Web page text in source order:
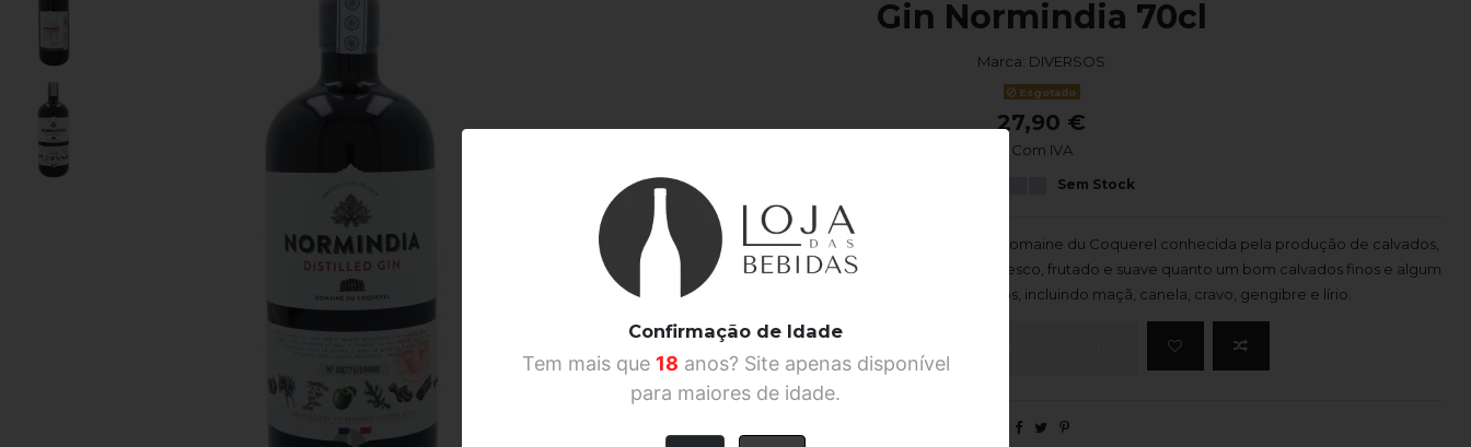
Gin Normindia 70cl
Marca: DIVERSOS
Esgotado
27,90 €
Com IVA
Sem Stock
O gin Normindia é feito pela 3ª geração da família Domaine du Coquerel conhecida pela produção de calvados,
pommeau e sidra. O objetivo era fazer um gin tão fresco, frutado e suave quanto um bom calvados finos e algum
picante e floral de um VSOP. 15 botânicos são usados, incluindo maçã, canela, cravo, gengibre e lírio.
Confirmação de Idade
Tem mais que 18 anos? Site apenas disponível
para maiores de idade.